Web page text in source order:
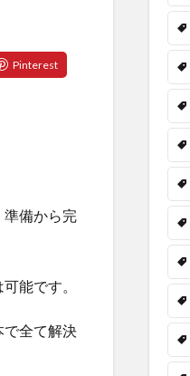
備から完
能です。
で全て解決